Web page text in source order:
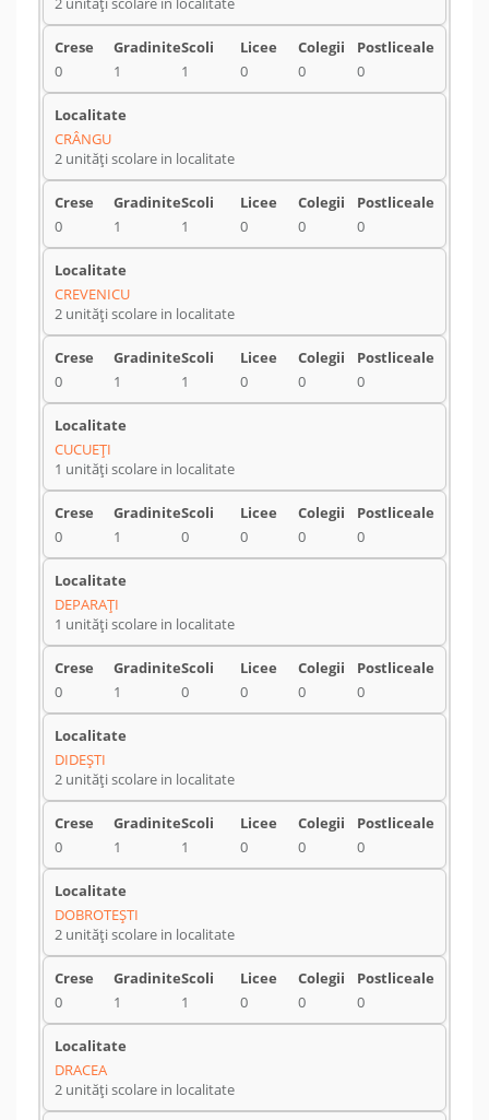
0 1 1 0 0 0
CRÂNGU
2 unități scolare in localitate
0 1 1 0 0 0
CREVENICU
2 unități scolare in localitate
0 1 1 0 0 0
CUCUEŢI
1 unități scolare in localitate
0 1 0 0 0 0
DEPARAŢI
1 unități scolare in localitate
0 1 0 0 0 0
DIDEŞTI
2 unități scolare in localitate
0 1 1 0 0 0
DOBROTEŞTI
2 unități scolare in localitate
0 1 1 0 0 0
DRACEA
2 unități scolare in localitate